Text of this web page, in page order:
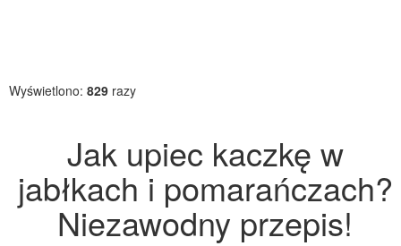
Wyświetlono: 829 razy
Jak upiec kaczkę w
jabłkach i pomarańczach?
Niezawodny przepis!